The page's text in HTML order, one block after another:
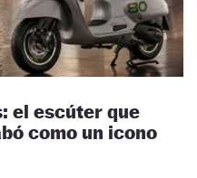
el escúter que
como un icono